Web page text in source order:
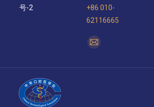
号-2
+86 010-
62116665
找到我们：
Mail